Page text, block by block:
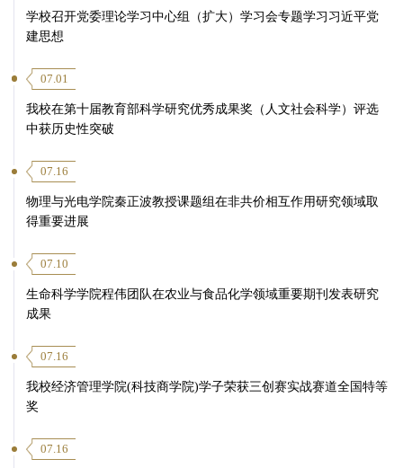
学校召开党委理论学习中心组（扩大）学习会专题学习习近平党
建思想
07.01
我校在第十届教育部科学研究优秀成果奖（人文社会科学）评选
中获历史性突破
07.16
物理与光电学院秦正波教授课题组在非共价相互作用研究领域取
得重要进展
07.10
生命科学学院程伟团队在农业与食品化学领域重要期刊发表研究
成果
07.16
我校经济管理学院(科技商学院)学子荣获三创赛实战赛道全国特等
奖
07.16